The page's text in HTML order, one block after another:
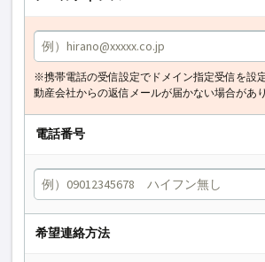
※携帯電話の受信設定でドメイン指定受信を設
動産会社からの返信メールが届かない場合があり
電話番号
希望連絡方法